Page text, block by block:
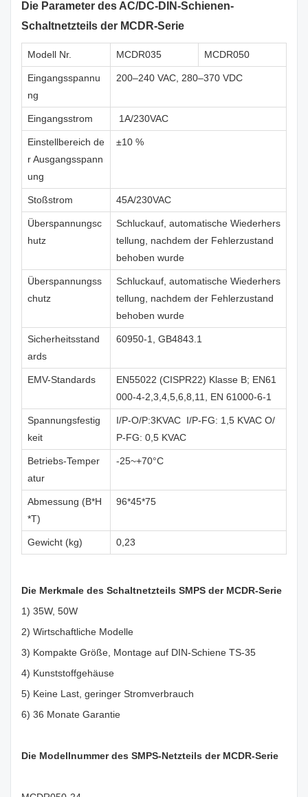
Die Parameter des AC/DC-DIN-Schienen-
Schaltnetzteils der MCDR-Serie
Modell Nr. MCDR035 MCDR050
Eingangsspannu
ng
200–240 VAC, 280–370 VDC
Eingangsstrom 1A/230VAC
Einstellbereich de
r Ausgangsspann
ung
±10 %
Stoßstrom 45A/230VAC
Überspannungsc
hutz
Schluckauf, automatische Wiederhers
tellung, nachdem der Fehlerzustand
behoben wurde
Überspannungss
chutz
Schluckauf, automatische Wiederhers
tellung, nachdem der Fehlerzustand
behoben wurde
Sicherheitsstand
ards
60950-1, GB4843.1
EMV-Standards
EN55022 (CISPR22) Klasse B; EN61
000-4-2,3,4,5,6,8,11, EN 61000-6-1
Spannungsfestig
keit
I/P-O/P:3KVAC I/P-FG: 1,5 KVAC O/
P-FG: 0,5 KVAC
Betriebs-Temper
atur
-25~+70°C
Abmessung (B*H
*T)
96*45*75
Gewicht (kg) 0,23
Die Merkmale des Schaltnetzteils SMPS der MCDR-Serie
1) 35W, 50W
2) Wirtschaftliche Modelle
3) Kompakte Größe, Montage auf DIN-Schiene TS-35
4) Kunststoffgehäuse
5) Keine Last, geringer Stromverbrauch
6) 36 Monate Garantie
Die Modellnummer des SMPS-Netzteils der MCDR-Serie